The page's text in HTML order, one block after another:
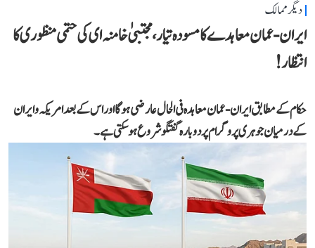
دیگر ممالک
ایران-عمان معاہدے کا مسودہ تیار، مجتبیٰ خامنہ ای کی حتمی منظوری کا
انتظار!
حکام کے مطابق ایران-عمان معاہدہ فی الحال عارضی ہوگا اور اس کے بعد امریکہ و ایران
کے درمیان جوہری پروگرام پر دوبارہ گفتگو شروع ہو سکتی ہے۔